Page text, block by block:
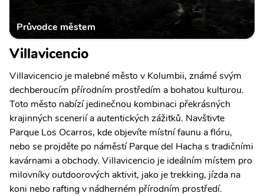
Průvodce městem
Villavicencio
Villavicencio je malebné město v Kolumbii, známé svým
dechberoucím přírodním prostředím a bohatou kulturou.
Toto město nabízí jedinečnou kombinaci překrásných
krajinných scenerií a autentických zážitků. Navštivte
Parque Los Ocarros, kde objevíte místní faunu a flóru,
nebo se projděte po náměstí Parque del Hacha s tradičními
kavárnami a obchody. Villavicencio je ideálním místem pro
milovníky outdoorových aktivit, jako je trekking, jízda na
koni nebo rafting v nádherném přírodním prostředí.